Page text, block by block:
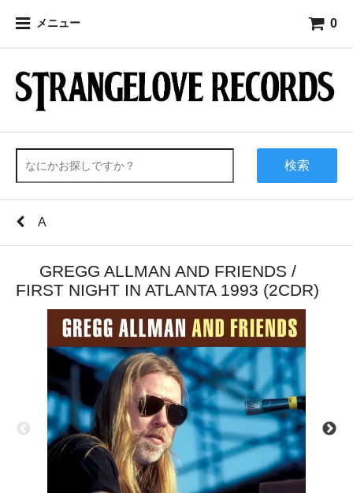
メニュー 0
検索
A
GREGG ALLMAN AND FRIENDS /
FIRST NIGHT IN ATLANTA 1993 (2CDR)